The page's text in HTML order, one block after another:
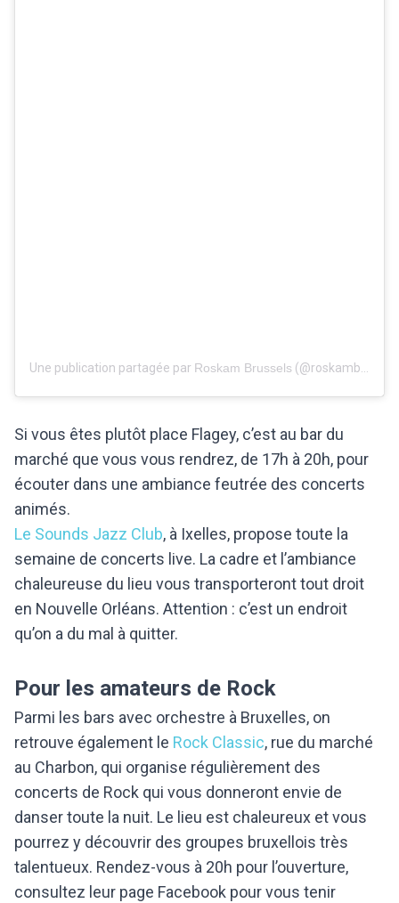
Une publication partagée par Roskam Brussels (@roskambrussels) le
Si vous êtes plutôt place Flagey, c’est au bar du
marché que vous vous rendrez, de 17h à 20h, pour
écouter dans une ambiance feutrée des concerts
animés.
Le Sounds Jazz Club, à Ixelles, propose toute la
semaine de concerts live. La cadre et l’ambiance
chaleureuse du lieu vous transporteront tout droit
en Nouvelle Orléans. Attention : c’est un endroit
qu’on a du mal à quitter.
Pour les amateurs de Rock
Parmi les bars avec orchestre à Bruxelles, on
retrouve également le Rock Classic, rue du marché
au Charbon, qui organise régulièrement des
concerts de Rock qui vous donneront envie de
danser toute la nuit. Le lieu est chaleureux et vous
pourrez y découvrir des groupes bruxellois très
talentueux. Rendez-vous à 20h pour l’ouverture,
consultez leur page Facebook pour vous tenir